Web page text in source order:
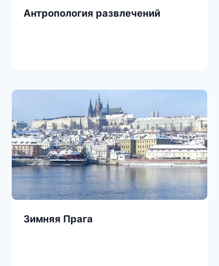
Антропология развлечений
Зимняя Прага